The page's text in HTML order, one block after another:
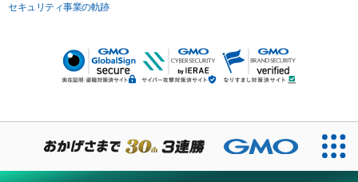
セキュリティ事業の軌跡